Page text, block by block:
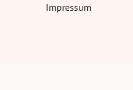
Impressum